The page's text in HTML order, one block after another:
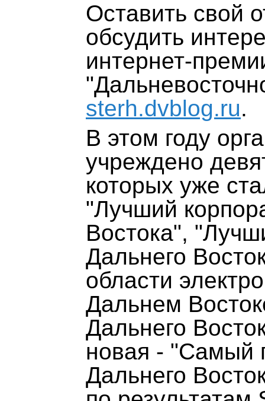
Оставить свой
обсудить
интернет-
sterh.dvblog.ru.
В этом году
учреждено
которых уже
"Лучший
Востока",
Дальнего
области
Дальнем
Дальнего
новая - "Самый
Дальнего